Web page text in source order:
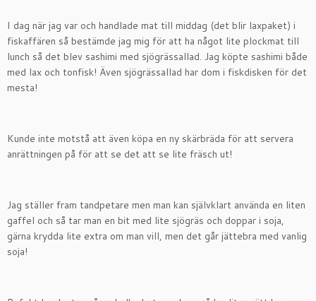
I dag när jag var och handlade mat till middag (det blir laxpaket) i
fiskaffären så bestämde jag mig för att ha något lite plockmat till
lunch så det blev sashimi med sjögrässallad. Jag köpte sashimi både
med lax och tonfisk! Även sjögrässallad har dom i fiskdisken för det
mesta!
Kunde inte motstå att även köpa en ny skärbräda för att servera
anrättningen på för att se det att se lite fräsch ut!
Jag ställer fram tandpetare men man kan självklart använda en liten
gaffel och så tar man en bit med lite sjögräs och doppar i soja,
gärna krydda lite extra om man vill, men det går jättebra med vanlig
soja!